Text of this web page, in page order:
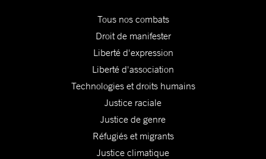
Tous nos combats
Droit de manifester
Liberté d'expression
Liberté d'association
Technologies et droits humains
Justice raciale
Justice de genre
Réfugiés et migrants
Justice climatique